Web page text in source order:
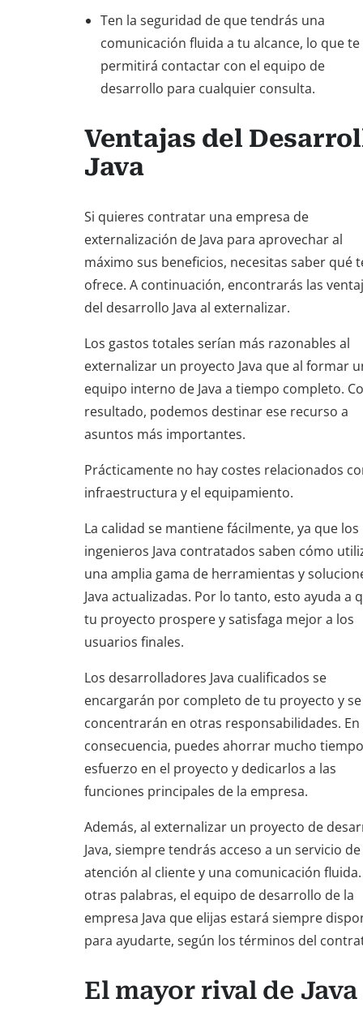
Ten la seguridad de que tendrás una
comunicación fluida a tu alcance, lo que te
permitirá contactar con el equipo de
desarrollo para cualquier consulta.
Ventajas del
Java
Si quieres contratar una empresa de
externalización de Java para aprovechar al
máximo sus beneficios, necesitas saber qué
ofrece. A continuación, encontrarás las
del desarrollo Java al externalizar.
Los gastos totales serían más razonables al
externalizar un proyecto Java que al formar
equipo interno de Java a tiempo completo.
resultado, podemos destinar ese recurso a
asuntos más importantes.
Prácticamente no hay costes relacionados
infraestructura y el equipamiento.
La calidad se mantiene fácilmente, ya que los
ingenieros Java contratados saben cómo
una amplia gama de herramientas y
Java actualizadas. Por lo tanto, esto ayuda a
tu proyecto prospere y satisfaga mejor a los
usuarios finales.
Los desarrolladores Java cualificados se
encargarán por completo de tu proyecto y se
concentrarán en otras responsabilidades. En
consecuencia, puedes ahorrar mucho
esfuerzo en el proyecto y dedicarlos a las
funciones principales de la empresa.
Además, al externalizar un proyecto de
Java, siempre tendrás acceso a un servicio de
atención al cliente y una comunicación fluida.
otras palabras, el equipo de desarrollo de la
empresa Java que elijas estará siempre
para ayudarte, según los términos del
El mayor rival de Java